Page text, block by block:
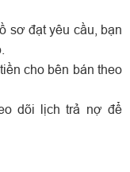
sơ đạt yêu cầu, bạn
cho bên bán theo
dõi lịch trả nợ để